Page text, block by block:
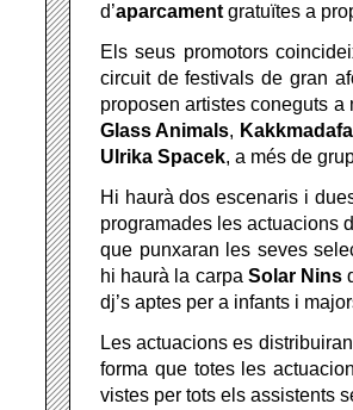
d’aparcament gratuïtes a
Els seus promotors
circuit de festivals de gran
proposen artistes coneguts
Glass Animals,
Ulrika Spacek, a més de
Hi haurà dos escenaris i
programades les actuacions
que punxaran les seves
hi haurà la carpa Solar Nins
dj’s aptes per a infants i
Les actuacions es
forma que totes les
vistes per tots els assistents